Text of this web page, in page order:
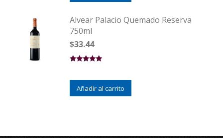
Alvear Palacio Quemado Reserva
750ml
$33.44
Añadir al carrito